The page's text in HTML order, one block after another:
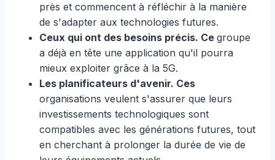
près et commencent à réfléchir à la manière
de s'adapter aux technologies futures.
Ceux qui ont des besoins précis. Ce groupe
a déjà en tête une application qu'il pourra
mieux exploiter grâce à la 5G.
Les planificateurs d'avenir. Ces
organisations veulent s'assurer que leurs
investissements technologiques sont
compatibles avec les générations futures, tout
en cherchant à prolonger la durée de vie de